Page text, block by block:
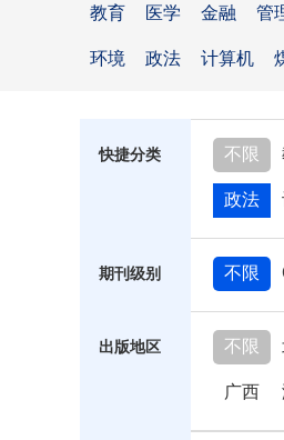
教育 医学 金融 管
环境 政法 计算机
快捷分类 不限
政法
期刊级别 不限
出版地区 不限
广西